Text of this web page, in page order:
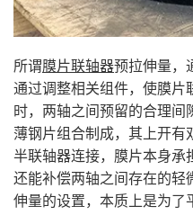
所谓膜片联轴器预拉伸量，
通过调整相关组件，使膜片
时，两轴之间预留的合理间
薄钢片组合制成，其上开有
半联轴器连接，膜片本身承
还能补偿两轴之间存在的轻
伸量的设置，本质上是为了